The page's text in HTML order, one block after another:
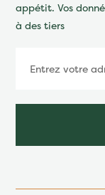
appétit. Vos
à des tiers